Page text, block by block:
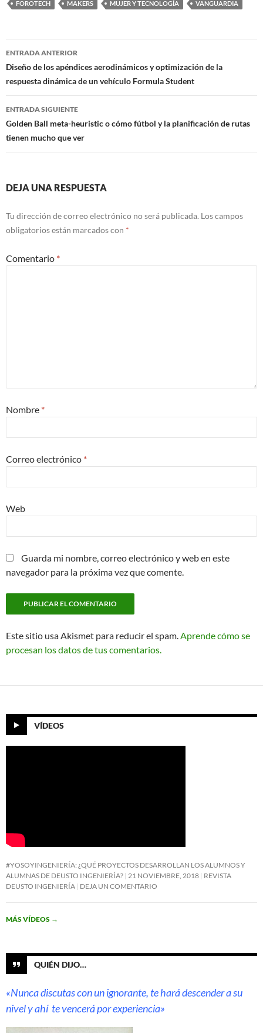
FOROTECH MAKERS MUJER Y TECNOLOGÍA VANGUARDIA
Navegación
de
entradas
ENTRADA ANTERIOR
Diseño de los apéndices aerodinámicos y optimización de la
respuesta dinámica de un vehículo Formula Student
ENTRADA SIGUIENTE
Golden Ball meta-heuristic o cómo fútbol y la planificación de rutas
tienen mucho que ver
DEJA UNA RESPUESTA
Tu dirección de correo electrónico no será publicada. Los campos
obligatorios están marcados con *
Comentario *
Nombre *
Correo electrónico *
Web
Guarda mi nombre, correo electrónico y web en este
navegador para la próxima vez que comente.
Este sitio usa Akismet para reducir el spam.Aprende cómo se
procesan los datos de tus comentarios.
VÍDEOS
#YOSOYINGENIERÍA: ¿QUÉ PROYECTOS DESARROLLAN LOS ALUMNOS Y
ALUMNAS DE DEUSTO INGENIERÍA? 21 NOVIEMBRE, 2018 REVISTA
DEUSTO INGENIERÍA DEJA UN COMENTARIO
MÁS VÍDEOS →
QUIÉN DIJO…
«Nunca discutas con un ignorante, te hará descender a su
nivel y ahí te vencerá por experiencia»